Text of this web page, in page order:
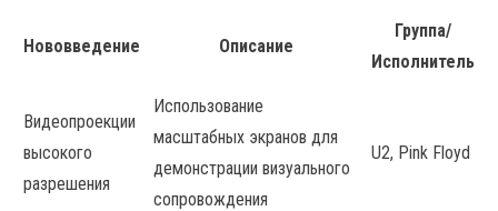
Нововведение Описание
Группа/
Исполнитель
Видеопроекции
высокого
разрешения
Использование
масштабных экранов для
демонстрации визуального
сопровождения
U2, Pink Floyd